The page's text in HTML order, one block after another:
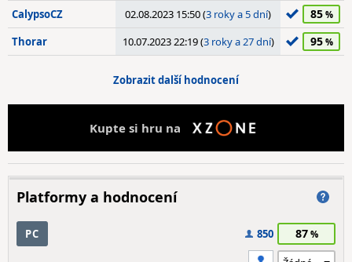
CalypsoCZ 02.08.2023 15:50 (3 roky a 5 dní) 85
Thorar 10.07.2023 22:19 (3 roky a 27 dní) 95
Zobrazit další hodnocení
Kupte si hru na
Platformy a hodnocení
PC 850 87